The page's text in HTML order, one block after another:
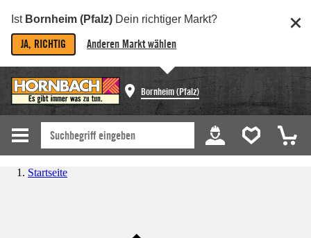
Ist Bornheim (Pfalz) Dein richtiger Markt?
JA, RICHTIG Anderen Markt wählen
Bornheim (Pfalz)
Startseite